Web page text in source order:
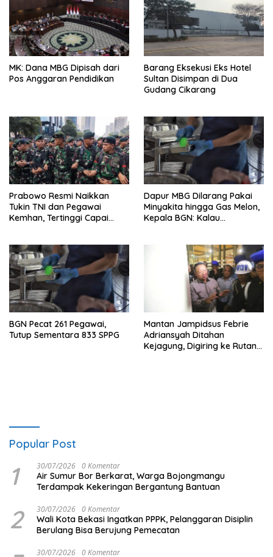
MK: Dana MBG Dipisah dari
Pos Anggaran Pendidikan
Barang Eksekusi Eks Hotel
Sultan Disimpan di Dua
Gudang Cikarang
Prabowo Resmi Naikkan
Tukin TNI dan Pegawai
Kemhan, Tertinggi Capai
Dapur MBG Dilarang Pakai
Minyakita hingga Gas Melon,
Kepala BGN: Kalau
BGN Pecat 261 Pegawai,
Tutup Sementara 833 SPPG
Mantan Jampidsus Febrie
Adriansyah Ditahan
Kejagung, Digiring ke Rutan
Popular Post
1 30/07/2026 0 Komentar
Air Sumur Bor Berkarat, Warga Bojongmangu
Terdampak Kekeringan Bergantung Bantuan
2 30/07/2026 0 Komentar
Wali Kota Bekasi Ingatkan PPPK, Pelanggaran Disiplin
Berulang Bisa Berujung Pemecatan
30/07/2026 0 Komentar